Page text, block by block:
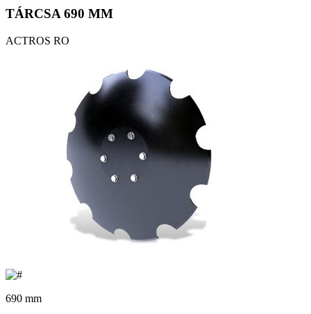
TÁRCSA 690 MM
ACTROS RO
690 mm